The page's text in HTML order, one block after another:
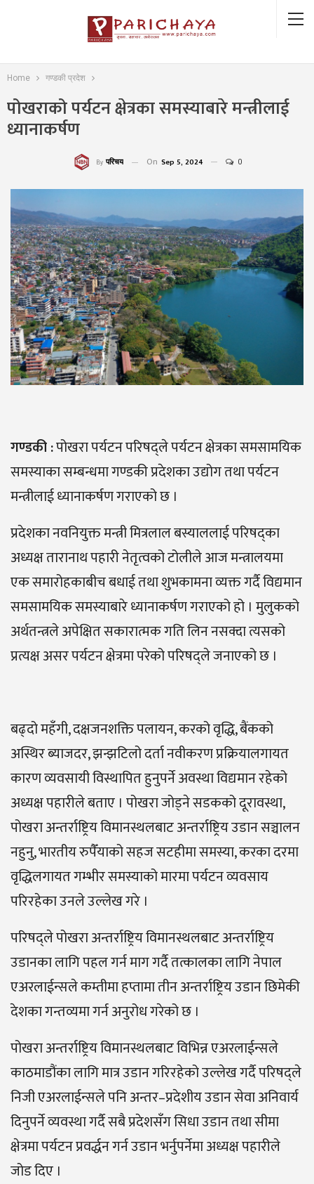
Home गण्डकी प्रदेश
पोखराको पर्यटन क्षेत्रका समस्याबारे मन्त्रीलाई
ध्यानाकर्षण
By परिचय On Sep 5, 2024 0
गण्डकी :पोखरा पर्यटन परिषद्ले पर्यटन क्षेत्रका समसामयिक
समस्याका सम्बन्धमा गण्डकी प्रदेशका उद्योग तथा पर्यटन
मन्त्रीलाई ध्यानाकर्षण गराएको छ ।
प्रदेशका नवनियुक्त मन्त्री मित्रलाल बस्याललाई परिषद्का
अध्यक्ष तारानाथ पहारी नेतृत्वको टोलीले आज मन्त्रालयमा
एक समारोहकाबीच बधाई तथा शुभकामना व्यक्त गर्दै विद्यमान
समसामयिक समस्याबारे ध्यानाकर्षण गराएको हो । मुलुकको
अर्थतन्त्रले अपेक्षित सकारात्मक गति लिन नसक्दा त्यसको
प्रत्यक्ष असर पर्यटन क्षेत्रमा परेको परिषद्ले जनाएको छ ।
बढ्दो महँगी, दक्षजनशक्ति पलायन, करको वृद्धि, बैंकको
अस्थिर ब्याजदर, झन्झटिलो दर्ता नवीकरण प्रक्रियालगायत
कारण व्यवसायी विस्थापित हुनुपर्ने अवस्था विद्यमान रहेको
अध्यक्ष पहारीले बताए । पोखरा जोड्ने सडकको दूरावस्था,
पोखरा अन्तर्राष्ट्रिय विमानस्थलबाट अन्तर्राष्ट्रिय उडान सञ्चालन
नहुनु, भारतीय रुपैँयाको सहज सटहीमा समस्या, करका दरमा
वृद्धिलगायत गम्भीर समस्याको मारमा पर्यटन व्यवसाय
परिरहेका उनले उल्लेख गरे ।
परिषद्ले पोखरा अन्तर्राष्ट्रिय विमानस्थलबाट अन्तर्राष्ट्रिय
उडानका लागि पहल गर्न माग गर्दै तत्कालका लागि नेपाल
एअरलाईन्सले कम्तीमा हप्तामा तीन अन्तर्राष्ट्रिय उडान छिमेकी
देशका गन्तव्यमा गर्न अनुरोध गरेको छ ।
पोखरा अन्तर्राष्ट्रिय विमानस्थलबाट विभिन्न एअरलाईन्सले
काठमाडौंका लागि मात्र उडान गरिरहेको उल्लेख गर्दै परिषद्ले
निजी एअरलाईन्सले पनि अन्तर–प्रदेशीय उडान सेवा अनिवार्य
दिनुपर्ने व्यवस्था गर्दै सबै प्रदेशसँग सिधा उडान तथा सीमा
क्षेत्रमा पर्यटन प्रवर्द्धन गर्न उडान भर्नुपर्नेमा अध्यक्ष पहारीले
जोड दिए ।